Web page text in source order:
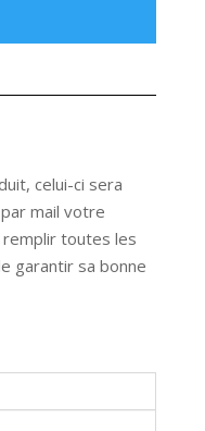
celui-ci sera
mail votre
remplir toutes les
garantir sa bonne